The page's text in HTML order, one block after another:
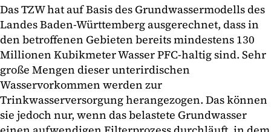
Das TZW hat auf Basis des Grundwassermodells des
Landes Baden-Württemberg ausgerechnet, dass in
den betroffenen Gebieten bereits mindestens 130
Millionen Kubikmeter Wasser PFC-haltig sind. Sehr
große Mengen dieser unterirdischen
Wasservorkommen werden zur
Trinkwasserversorgung herangezogen. Das können
sie jedoch nur, wenn das belastete Grundwasser